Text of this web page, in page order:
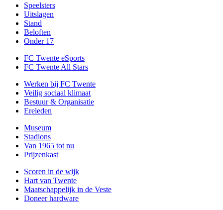
Speelsters
Uitslagen
Stand
Beloften
Onder 17
FC Twente eSports
FC Twente All Stars
Werken bij FC Twente
Veilig sociaal klimaat
Bestuur & Organisatie
Ereleden
Museum
Stadions
Van 1965 tot nu
Prijzenkast
Scoren in de wijk
Hart van Twente
Maatschappelijk in de Veste
Doneer hardware